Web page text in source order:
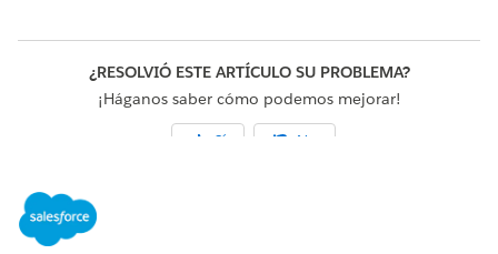
¿RESOLVIÓ ESTE ARTÍCULO SU PROBLEMA?
¡Háganos saber cómo podemos mejorar!
Sí No